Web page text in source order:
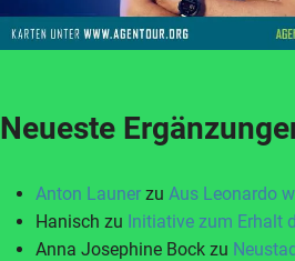
Neueste
Anton Launer zu Aus Leonardo
Hanisch zu Initiative zum Erhalt
Anna Josephine Bock zu